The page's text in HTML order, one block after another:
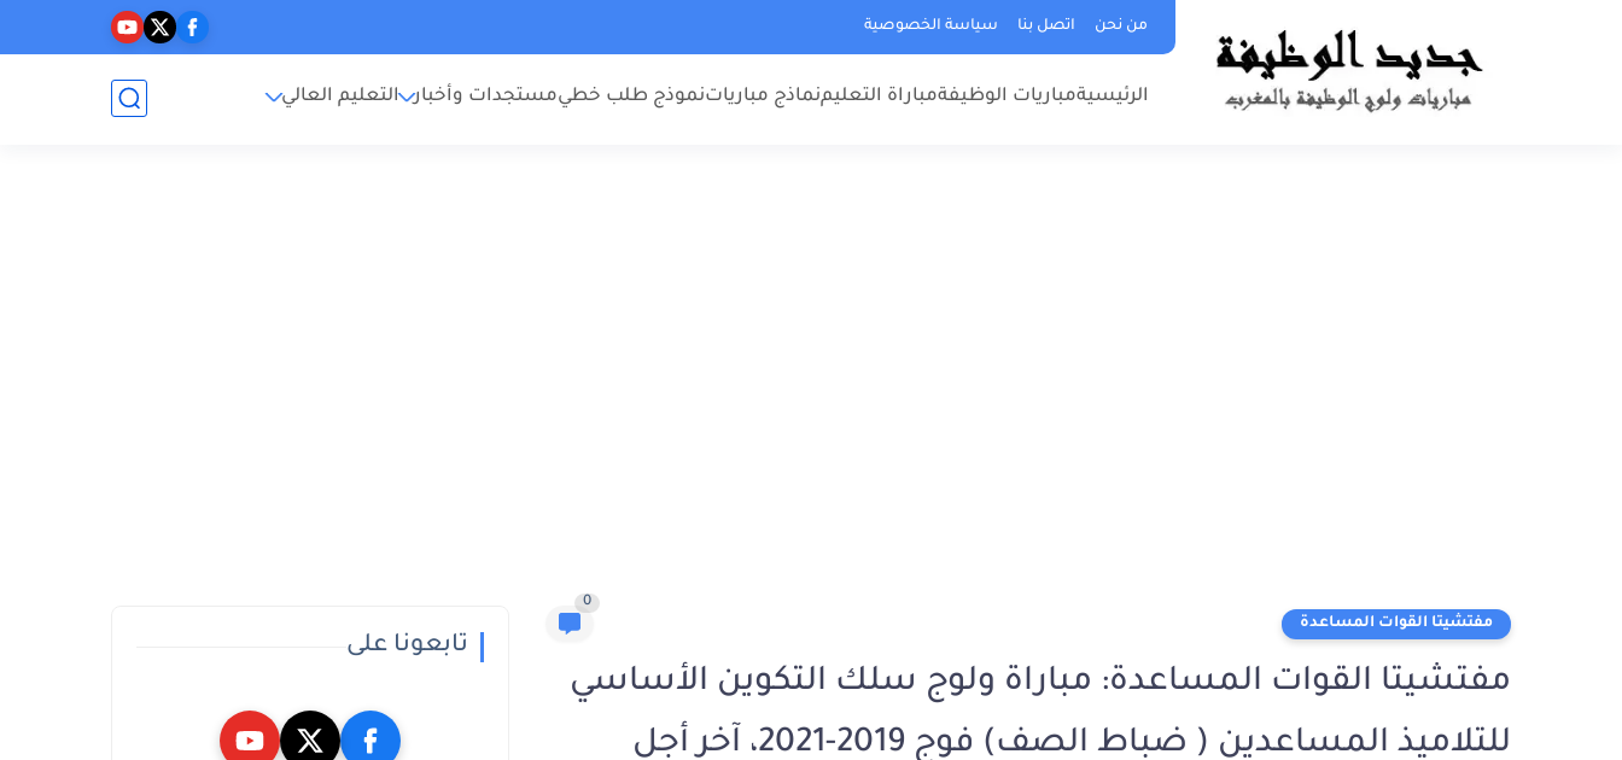
من نحن اتصل بنا سياسة الخصوصية
الرئيسيةمباريات الوظيفةمباراة التعليمنماذج مبارياتنموذج طلب خطيمستجدات وأخبار التعليم العالي
مفتشيتا القوات المساعدة
0
مفتشيتا القوات المساعدة: مباراة ولوج سلك التكوين الأساسي
للتلاميذ المساعدين ( ضباط الصف) فوج 2019-2021، آخر أجل
تابعونا على